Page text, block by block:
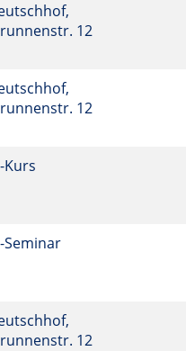
12
12
Kurs
Seminar
12